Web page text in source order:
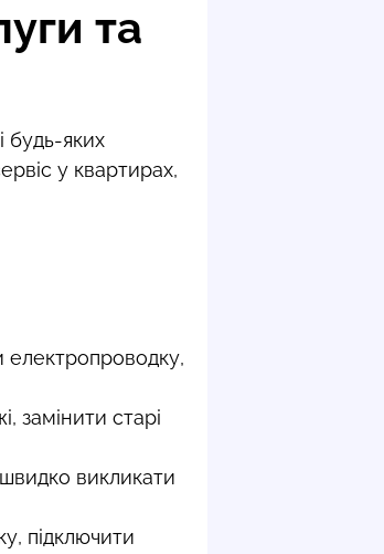
та
будь-яких
у квартирах,
електропроводку,
замінити старі
викликати
підключити